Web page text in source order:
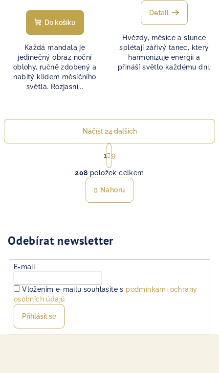
Do košíku
Každá mandala je
jedinečný obraz noční
oblohy, ručně zdobený a
nabitý klidem měsíčního
světla. Rozjasní...
Detail
Hvězdy, měsíce a slunce
splétají zářivý tanec, který
harmonizuje energii a
přináší světlo každému dni.
O
v
l
á
í
k
p
Načíst 24 dalších
S
t
r
á
n
k
o
í
1 9
208 položek celkem
Nahoru
Odebírat newsletter
E-mail
Vložením e-mailu souhlasíte s podmínkami ochrany
osobních údajů
Přihlásit se